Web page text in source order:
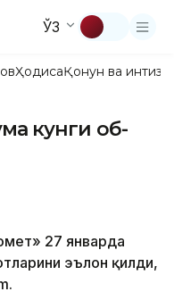
ЎЗ
ҲодисаҚонун ва
кунги об-
27 январда
эълон қилди,